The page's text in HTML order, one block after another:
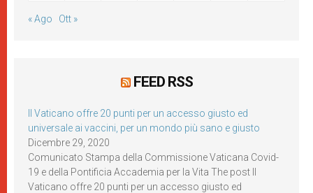
« Ago Ott »
FEED RSS
Il Vaticano offre 20 punti per un accesso giusto ed
universale ai vaccini, per un mondo più sano e giusto
Dicembre 29, 2020
Comunicato Stampa della Commissione Vaticana Covid-
19 e della Pontificia Accademia per la Vita The post Il
Vaticano offre 20 punti per un accesso giusto ed